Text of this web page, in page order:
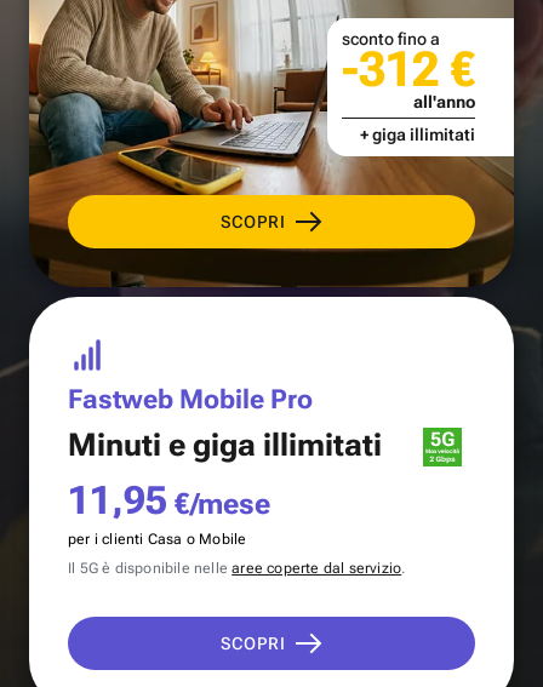
SCOPRI
sconto fino a
-312 €
all'anno
+ giga illimitati
Fastweb Mobile Pro
Minuti e giga illimitati
11,95 €/mese
per i clienti Casa o Mobile
Il 5G è disponibile nellearee coperte dal servizio.
SCOPRI